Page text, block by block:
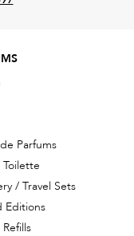
Parfums
Toilette
/ Travel Sets
Editions